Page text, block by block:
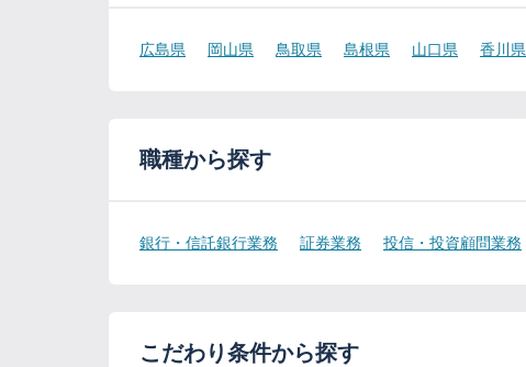
広島県 岡山県 鳥取県 島根県 山口県 香川県
職種から探す
銀行・信託銀行業務 証券業務 投信・投資顧問業務
こだわり条件から探す